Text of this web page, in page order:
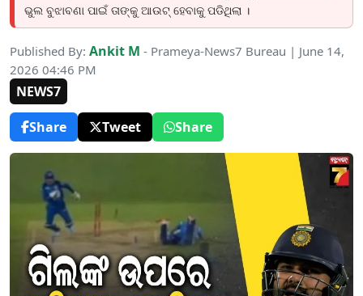
ଭୁଲ ବୁଝାବଣା ପାଇଁ ତାଙ୍କୁ ଆଉଟ୍ ହେବାକୁ ପଡିଥିଲା ।
Published By: Ankit M - Prameya-News7 Bureau | June 14,
2026 04:46 PM
NEWS7
Share
Tweet Share